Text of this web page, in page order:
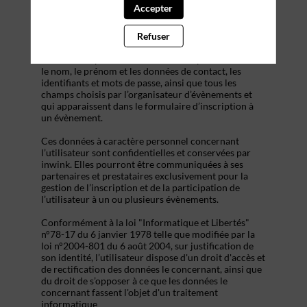
évènement, et de consulter les informations relatives
à l’organisation pratique et logistique d’un
le nom, le prénom et les données de contact, les
identifiants et mots de passe, ainsi que tous les
champs choisis par l’organisateur d’évènements et
qui apparaissent dans le formulaire d’inscription à
un évènement.
Ces données à caractère personnel concernant
l’utilisateur sont confidentielles et conservées par
inwink. Elles pourront être communiquées à ses
partenaires et prestataires exclusivement pour la
gestion de l’inscription et de la participation de
l’utilisateur à un ou plusieurs évènements.
Conformément à la loi "Informatique et Libertés"
n°78-17 du 6 janvier 1978 telle que modifiée par la
loi n°2004-801 du 6 août 2004, sur justification de
son identité, l’utilisateur dispose d'un droit d'accès et
de rectification des données le concernant, ainsi que
du droit de s’opposer à ce que les données le
concernant fassent l'objet d'un traitement
informatique
Accepter
Refuser